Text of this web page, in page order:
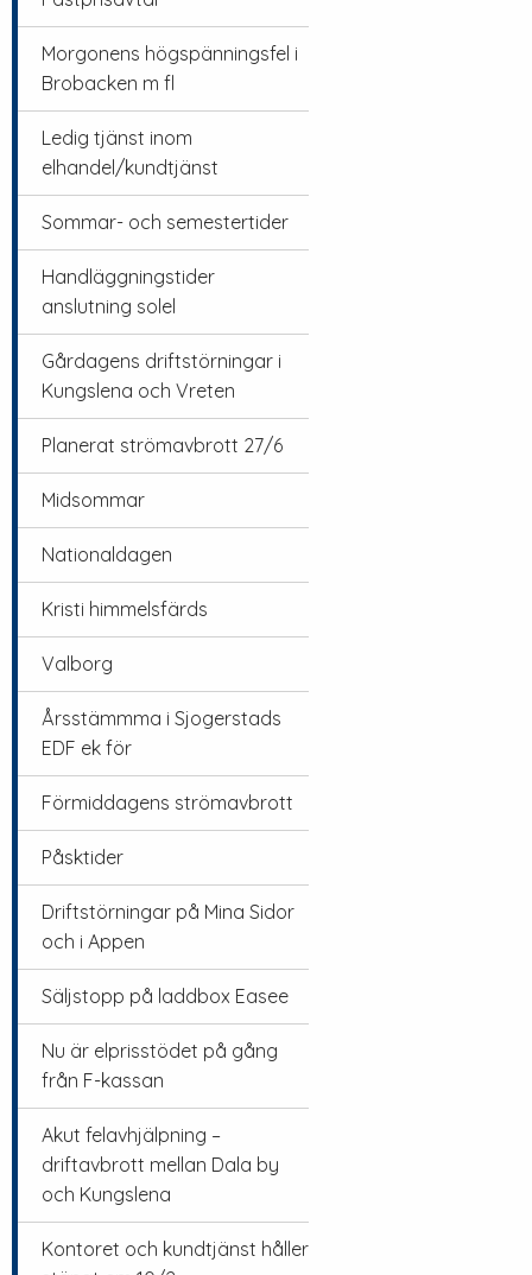
Morgonens högspänningsfel i
Brobacken m fl
Ledig tjänst inom
elhandel/kundtjänst
Sommar- och semestertider
Handläggningstider
anslutning solel
Gårdagens driftstörningar i
Kungslena och Vreten
Planerat strömavbrott 27/6
Midsommar
Nationaldagen
Kristi himmelsfärds
Valborg
Årsstämmma i Sjogerstads
EDF ek för
Förmiddagens strömavbrott
Påsktider
Driftstörningar på Mina Sidor
och i Appen
Säljstopp på laddbox Easee
Nu är elprisstödet på gång
från F-kassan
Akut felavhjälpning –
driftavbrott mellan Dala by
och Kungslena
Kontoret och kundtjänst håller